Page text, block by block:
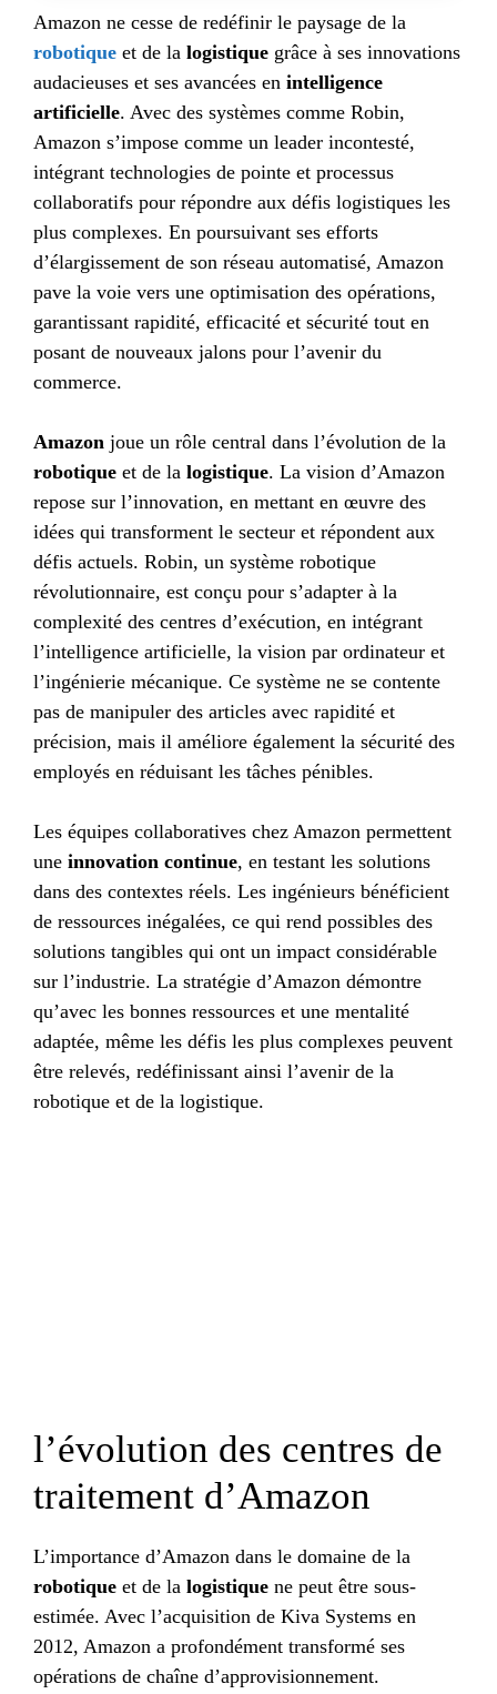
Amazon ne cesse de redéfinir le paysage de la
robotique et de la logistique grâce à ses innovations
audacieuses et ses avancées en intelligence
artificielle. Avec des systèmes comme Robin,
Amazon s’impose comme un leader incontesté,
intégrant technologies de pointe et processus
collaboratifs pour répondre aux défis logistiques les
plus complexes. En poursuivant ses efforts
d’élargissement de son réseau automatisé, Amazon
pave la voie vers une optimisation des opérations,
garantissant rapidité, efficacité et sécurité tout en
posant de nouveaux jalons pour l’avenir du
commerce.
Amazon joue un rôle central dans l’évolution de la
robotique et de la logistique. La vision d’Amazon
repose sur l’innovation, en mettant en œuvre des
idées qui transforment le secteur et répondent aux
défis actuels. Robin, un système robotique
révolutionnaire, est conçu pour s’adapter à la
complexité des centres d’exécution, en intégrant
l’intelligence artificielle, la vision par ordinateur et
l’ingénierie mécanique. Ce système ne se contente
pas de manipuler des articles avec rapidité et
précision, mais il améliore également la sécurité des
employés en réduisant les tâches pénibles.
Les équipes collaboratives chez Amazon permettent
une innovation continue, en testant les solutions
dans des contextes réels. Les ingénieurs bénéficient
de ressources inégalées, ce qui rend possibles des
solutions tangibles qui ont un impact considérable
sur l’industrie. La stratégie d’Amazon démontre
qu’avec les bonnes ressources et une mentalité
adaptée, même les défis les plus complexes peuvent
être relevés, redéfinissant ainsi l’avenir de la
robotique et de la logistique.
l’évolution des centres de
traitement d’Amazon
L’importance d’Amazon dans le domaine de la
robotique et de la logistique ne peut être sous-
estimée. Avec l’acquisition de Kiva Systems en
2012, Amazon a profondément transformé ses
opérations de chaîne d’approvisionnement.